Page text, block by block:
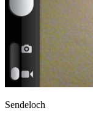
Sendeloch